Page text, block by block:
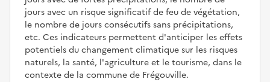
jours avec un risque significatif de feu de végétation,
le nombre de jours consécutifs sans précipitations,
etc. Ces indicateurs permettent d'anticiper les effets
potentiels du changement climatique sur les risques
naturels, la santé, l'agriculture et le tourisme, dans le
contexte de la commune de Frégouville.